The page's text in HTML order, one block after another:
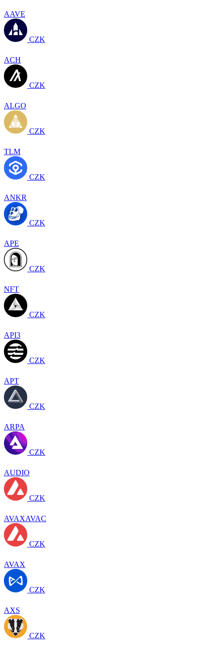
AAVE
CZK
ACH
CZK
ALGO
CZK
TLM
CZK
ANKR
CZK
APE
CZK
NFT
CZK
API3
CZK
APT
CZK
ARPA
CZK
AUDIO
CZK
AVAXAVAC
CZK
AVAX
CZK
AXS
CZK